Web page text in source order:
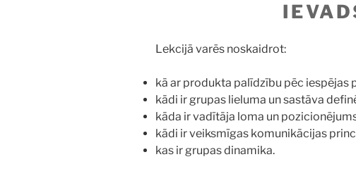
Lekcijā varēs noskaidrot:
kā ar produkta palīdzību pēc
kādi ir grupas lieluma un sastāva
kāda ir vadītāja loma un
kādi ir veiksmīgas komunikācijas
kas ir grupas dinamika.